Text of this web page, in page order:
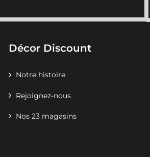
Décor Discount
Notre histoire
Rejoignez-nous
Nos 23 magasins